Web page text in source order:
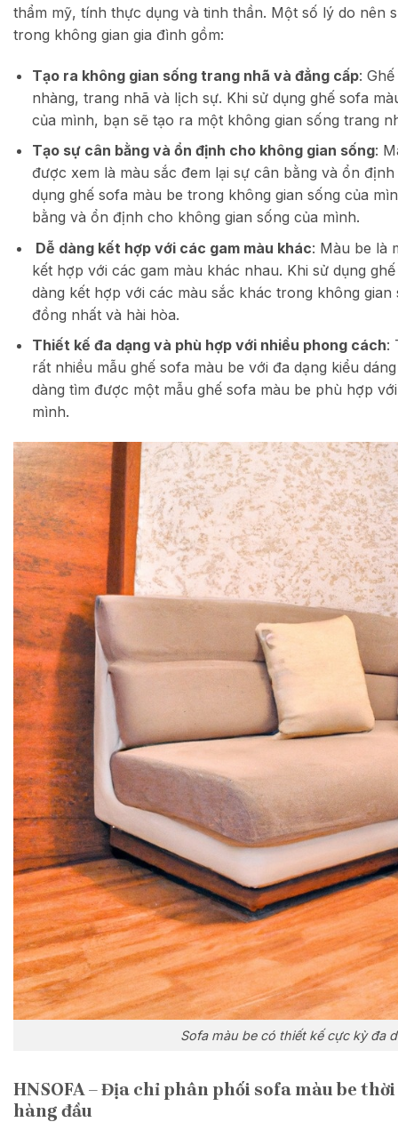
thẩm mỹ, tính thực dụng và tinh thần. Một số lý do nên
trong không gian gia đình gồm:
Tạo ra không gian sống trang nhã và đẳng cấp:
nhàng, trang nhã và lịch sự. Khi sử dụng ghế sofa
của mình, bạn sẽ tạo ra một không gian sống trang
Tạo sự cân bằng và ổn định cho không gian sống:
được xem là màu sắc đem lại sự cân bằng và ổn
dụng ghế sofa màu be trong không gian sống của
bằng và ổn định cho không gian sống của mình.
Dễ dàng kết hợp với các gam màu khác: Màu be là
kết hợp với các gam màu khác nhau. Khi sử dụng
dàng kết hợp với các màu sắc khác trong không
đồng nhất và hài hòa.
Thiết kế đa dạng và phù hợp với nhiều phong cách:
rất nhiều mẫu ghế sofa màu be với đa dạng kiểu
dàng tìm được một mẫu ghế sofa màu be phù hợp
mình.
Sofa màu be có thiết kế cực kỳ đa
HNSOFA – Địa chỉ phân phối sofa màu be
hàng đầu